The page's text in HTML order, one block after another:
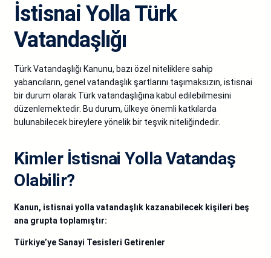
İstisnai Yolla Türk
Vatandaşlığı
Türk Vatandaşlığı Kanunu, bazı özel niteliklere sahip
yabancıların, genel vatandaşlık şartlarını taşımaksızın, istisnai
bir durum olarak Türk vatandaşlığına kabul edilebilmesini
düzenlemektedir. Bu durum, ülkeye önemli katkılarda
bulunabilecek bireylere yönelik bir teşvik niteliğindedir.
Kimler İstisnai Yolla Vatandaş
Olabilir?
Kanun, istisnai yolla vatandaşlık kazanabilecek kişileri beş
ana grupta toplamıştır:
Türkiye’ye Sanayi Tesisleri Getirenler